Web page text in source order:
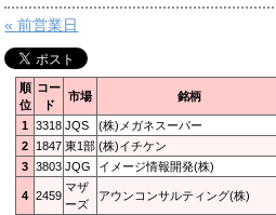
« 前営業日
順
位
コー
ド
市場 銘柄
1 3318 JQS (株)メガネスーパー
2
1847 東1部 (株)イチケン
3
3803 JQG イメージ情報開発(株)
4 2459
マザ
ーズ
アウンコンサルティング(株)